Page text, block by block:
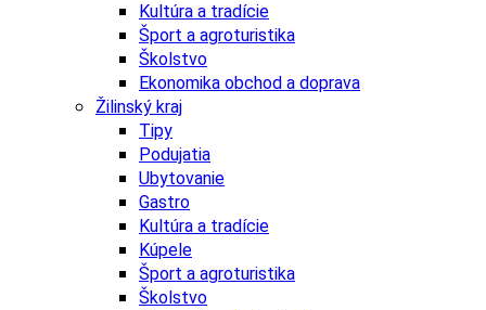
Kultúra a tradície
Šport a agroturistika
Školstvo
Ekonomika obchod a doprava
Žilinský kraj
Tipy
Podujatia
Ubytovanie
Gastro
Kultúra a tradície
Kúpele
Šport a agroturistika
Školstvo